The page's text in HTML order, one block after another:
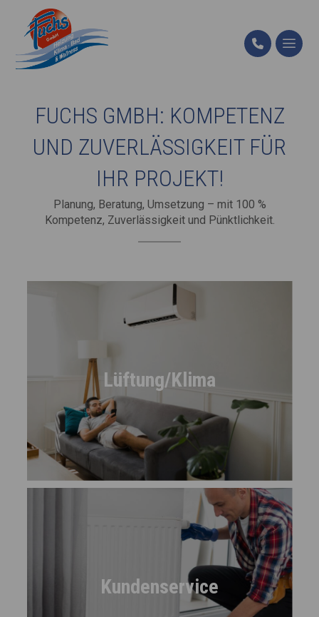
FUCHS GMBH: KOMPETENZ
UND ZUVERLÄSSIGKEIT FÜR
IHR PROJEKT!
Planung, Beratung, Umsetzung – mit 100 %
Kompetenz, Zuverlässigkeit und Pünktlichkeit.
Lüftung/Klima
Kundenservice